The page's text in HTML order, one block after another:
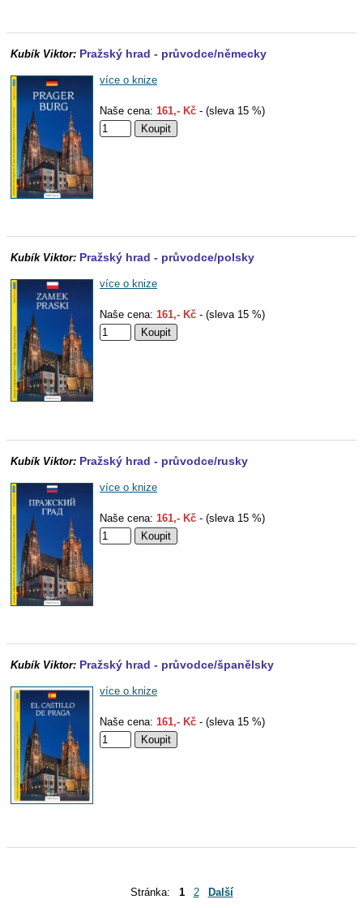
Kubík Viktor: Pražský hrad - průvodce/německy
více o knize
Naše cena: 161,- Kč - (sleva 15 %)
Kubík Viktor: Pražský hrad - průvodce/polsky
více o knize
Naše cena: 161,- Kč - (sleva 15 %)
Kubík Viktor: Pražský hrad - průvodce/rusky
více o knize
Naše cena: 161,- Kč - (sleva 15 %)
Kubík Viktor: Pražský hrad - průvodce/španělsky
více o knize
Naše cena: 161,- Kč - (sleva 15 %)
Stránka: 1 2 Další